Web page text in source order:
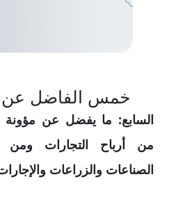
خمس الفاضل عن
من أرباح التجارات
الصناعات والزراعات